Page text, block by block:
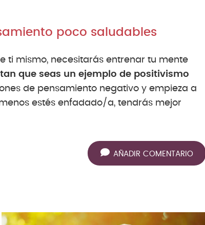
poco saludables
ti mismo, necesitarás entrenar tu mente
que seas un ejemplo de positivismo
de pensamiento negativo y empieza a
estés enfadado/a, tendrás mejor
AÑADIR COMENTARIO